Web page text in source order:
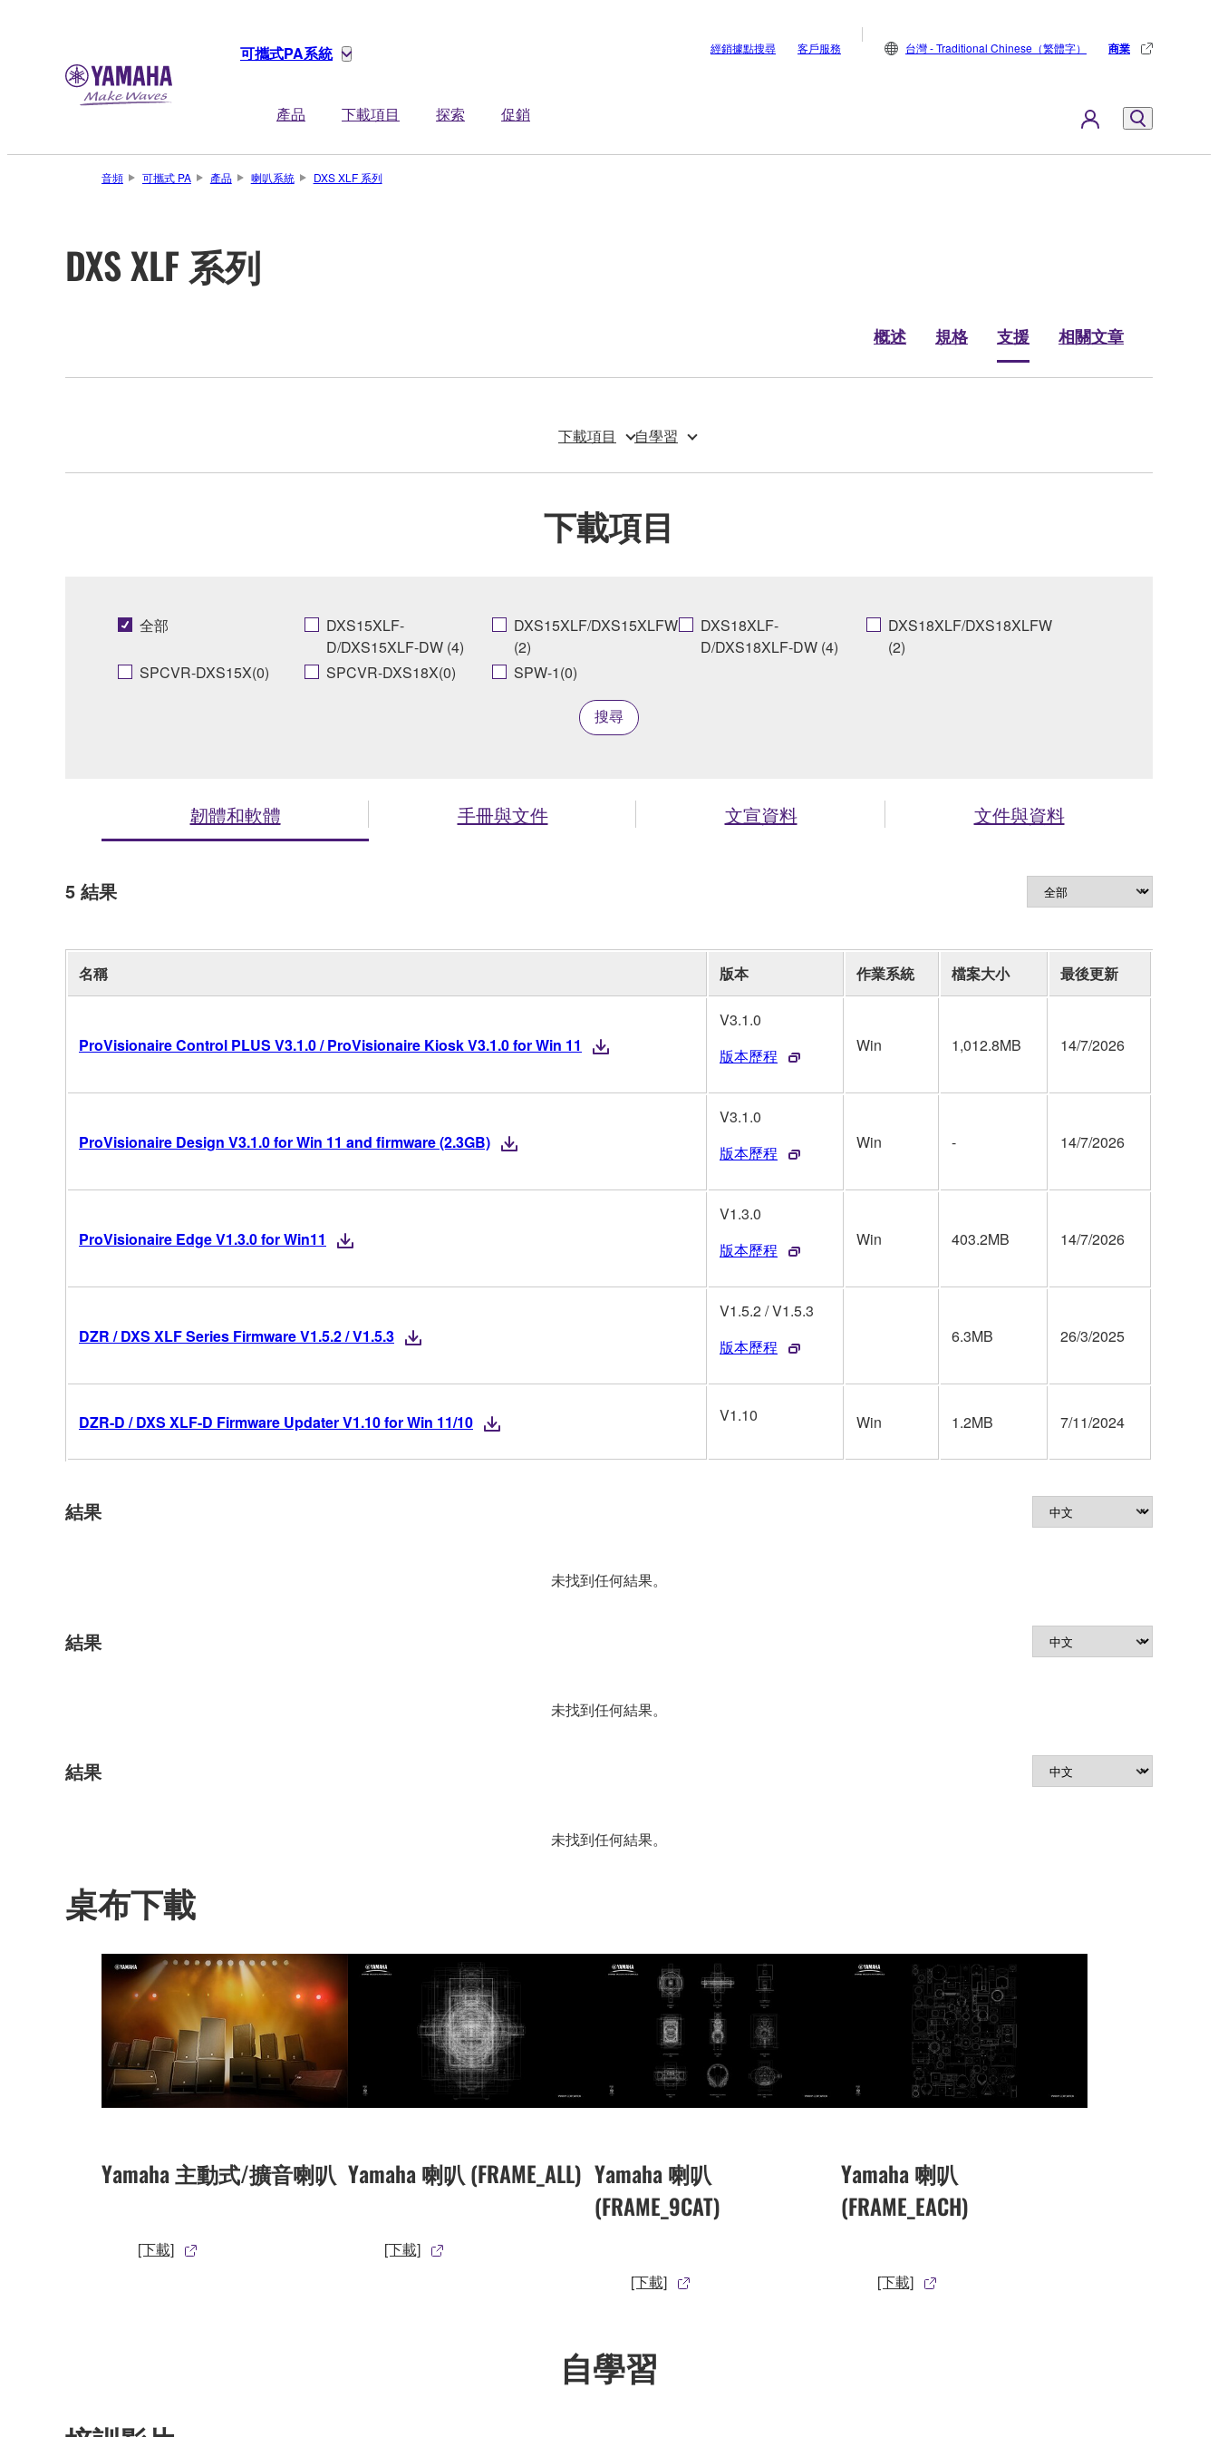
可攜式PA系統
產品 下載項目 探索 促銷
經銷據點搜尋 客戶服務 台灣 - Traditional Chinese（繁體字） 商業
音頻 可攜式 PA 產品 喇叭系統 DXS XLF 系列
DXS XLF 系列
概述 規格 支援 相關文章
下載項目 自學習
下載項目
全部
DXS15XLF-
D/DXS15XLF-DW (4)
DXS15XLF/DXS15XLFW
(2)
DXS18XLF-
D/DXS18XLF-DW (4)
DXS18XLF/DXS18XLFW
(2)
SPCVR-DXS15X(0)
SPCVR-DXS18X(0) SPW-1(0)
搜尋
韌體和軟體 手冊與文件 文宣資料 文件與資料
5 結果
名稱 版本 作業系統 檔案大小 最後更新
ProVisionaire Control PLUS V3.1.0 / ProVisionaire Kiosk V3.1.0 for Win 11
V3.1.0
版本歷程
Win 1,012.8MB 14/7/2026
ProVisionaire Design V3.1.0 for Win 11 and firmware (2.3GB)
V3.1.0
版本歷程
Win - 14/7/2026
ProVisionaire Edge V1.3.0 for Win11
V1.3.0
版本歷程
Win 403.2MB 14/7/2026
DZR / DXS XLF Series Firmware V1.5.2 / V1.5.3
V1.5.2 / V1.5.3
版本歷程
6.3MB 26/3/2025
DZR-D / DXS XLF-D Firmware Updater V1.10 for Win 11/10 V1.10 Win 1.2MB 7/11/2024
結果
未找到任何結果。
結果
未找到任何結果。
結果
未找到任何結果。
桌布下載
Yamaha 主動式/擴音喇叭
[下載]
Yamaha 喇叭 (FRAME_ALL)
[下載]
Yamaha 喇叭
(FRAME_9CAT)
[下載]
Yamaha 喇叭
(FRAME_EACH)
[下載]
自學習